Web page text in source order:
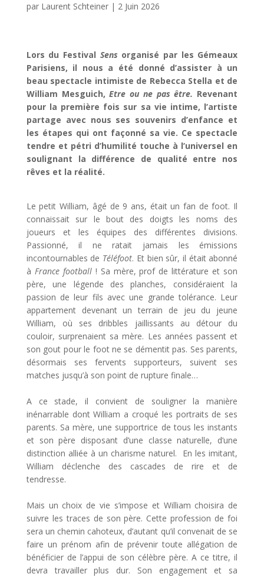
par Laurent Schteiner| 2 Juin 2026
Lors du Festival Sens organisé par les Gémeaux
Parisiens, il nous a été donné d’assister à un
beau spectacle intimiste de Rebecca Stella et de
William Mesguich,Etre ou ne pas être. Revenant
pour la première fois sur sa vie intime, l’artiste
partage avec nous ses souvenirs d’enfance et
les étapes qui ont façonné sa vie. Ce spectacle
tendre et pétri d’humilité touche à l’universel en
soulignant la différence de qualité entre nos
rêves et la réalité.
Le petit William, âgé de 9 ans, était un fan de foot. Il
connaissait sur le bout des doigts les noms des
joueurs et les équipes des différentes divisions.
Passionné, il ne ratait jamais les émissions
incontournables de Téléfoot. Et bien sûr, il était abonné
à France football! Sa mère, prof de littérature et son
père, une légende des planches, considéraient la
passion de leur fils avec une grande tolérance. Leur
appartement devenant un terrain de jeu du jeune
William, où ses dribbles jaillissants au détour du
couloir, surprenaient sa mère. Les années passent et
son gout pour le foot ne se démentit pas. Ses parents,
désormais ses fervents supporteurs, suivent ses
matches jusqu’à son point de rupture finale…
A ce stade, il convient de souligner la manière
inénarrable dont William a croqué les portraits de ses
parents. Sa mère, une supportrice de tous les instants
et son père disposant d’une classe naturelle, d’une
distinction alliée à un charisme naturel. En les imitant,
William déclenche des cascades de rire et de
tendresse.
Mais un choix de vie s’impose et William choisira de
suivre les traces de son père. Cette profession de foi
sera un chemin cahoteux, d’autant qu’il convenait de se
faire un prénom afin de prévenir toute allégation de
bénéficier de l’appui de son célèbre père. A ce titre, il
devra travailler plus dur. Son engagement et sa